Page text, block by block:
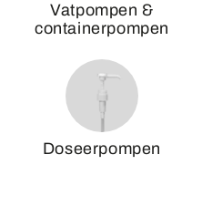
Vatpompen &
containerpompen
Doseerpompen